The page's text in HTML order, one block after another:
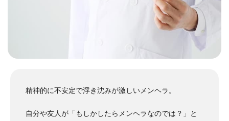
精神的に不安定で浮き沈みが激しいメンヘラ。
自分や友人が「もしかしたらメンヘラなのでは？」と